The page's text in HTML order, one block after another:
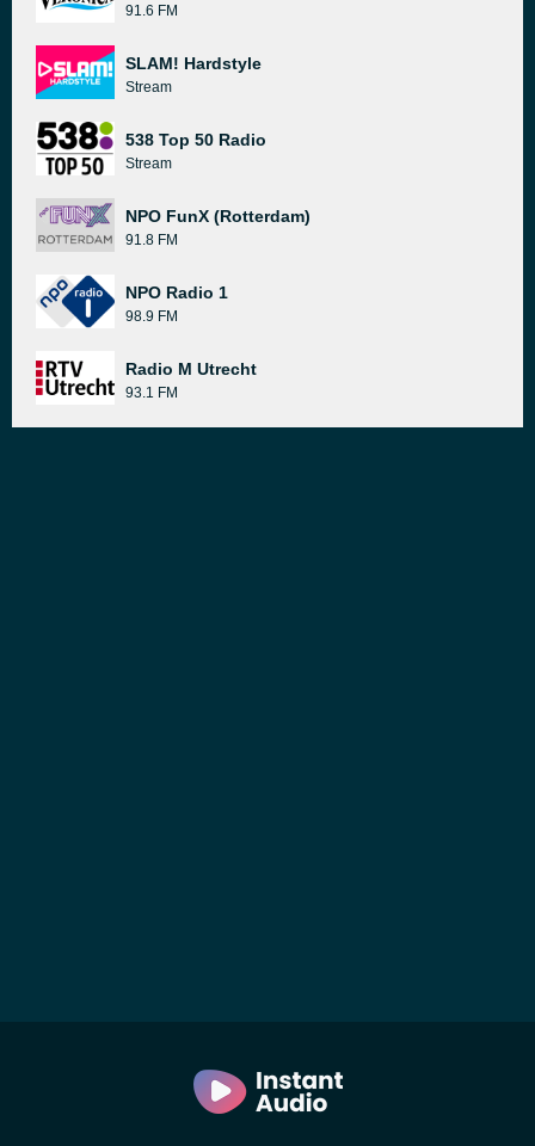
91.6 FM
SLAM! Hardstyle
Stream
538 Top 50 Radio
Stream
NPO FunX (Rotterdam)
91.8 FM
NPO Radio 1
98.9 FM
Radio M Utrecht
93.1 FM